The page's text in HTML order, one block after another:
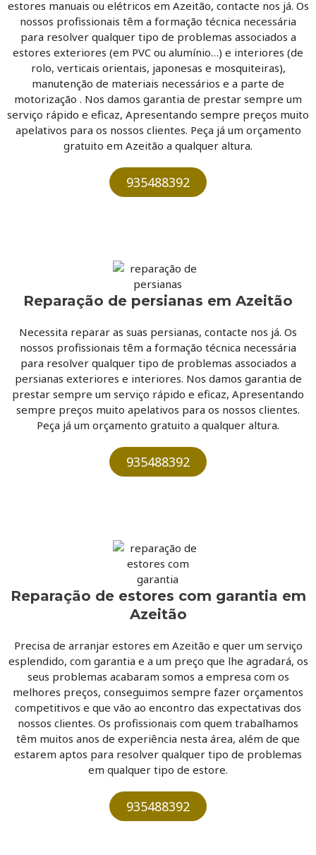
estores manuais ou elétricos em Azeitão, contacte nos já. Os
nossos profissionais têm a formação técnica necessária
para resolver qualquer tipo de problemas associados a
estores exteriores (em PVC ou alumínio…) e interiores (de
rolo, verticais orientais, japonesas e mosquiteiras),
manutenção de materiais necessários e a parte de
motorização . Nos damos garantia de prestar sempre um
serviço rápido e eficaz, Apresentando sempre preços muito
apelativos para os nossos clientes. Peça já um orçamento
gratuito em Azeitão a qualquer altura.
935488392
Reparação de persianas em Azeitão
Necessita reparar as suas persianas, contacte nos já. Os
nossos profissionais têm a formação técnica necessária
para resolver qualquer tipo de problemas associados a
persianas exteriores e interiores. Nos damos garantia de
prestar sempre um serviço rápido e eficaz, Apresentando
sempre preços muito apelativos para os nossos clientes.
Peça já um orçamento gratuito a qualquer altura.​
935488392
Reparação de estores com garantia em
Azeitão
Precisa de arranjar estores em Azeitão e quer um serviço
esplendido, com garantia e a um preço que lhe agradará, os
seus problemas acabaram somos a empresa com os
melhores preços, conseguimos sempre fazer orçamentos
competitivos e que vão ao encontro das expectativas dos
nossos clientes. Os profissionais com quem trabalhamos
têm muitos anos de experiência nesta área, além de que
estarem aptos para resolver qualquer tipo de problemas
em qualquer tipo de estore.
935488392